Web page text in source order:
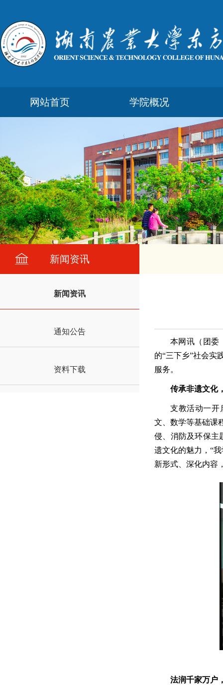
网站首页 学院概况
新闻资讯
新闻资讯
通知公告
资料下载
本网讯（团委
的“三下乡”社会实
服务。
传承非遗文化
支教活动一开
文、数学等基础课
侵、消防及环保主
遗文化的魅力，“
新形式、深化内容
法润千家万户